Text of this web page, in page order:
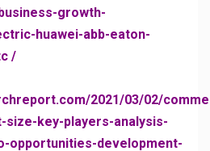
growth-
huawei-abb-eaton-
/
2021/03/02/
key-players-analysis-
opportunities-development-